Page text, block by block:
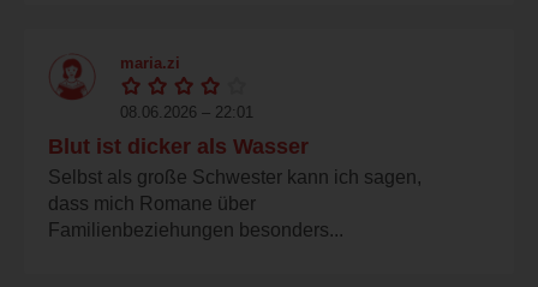
maria.zi
08.06.2026 – 22:01
Blut ist dicker als Wasser
Selbst als große Schwester kann ich sagen,
dass mich Romane über
Familienbeziehungen besonders...